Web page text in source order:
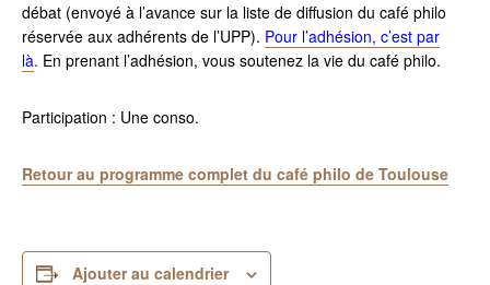
débat (envoyé à l’avance sur la liste de diffusion du café philo
réservée aux adhérents de l’UPP). Pour l’adhésion, c’est par
là. En prenant l’adhésion, vous soutenez la vie du café philo.
Participation : Une conso.
Retour au programme complet du café philo de Toulouse
Ajouter au calendrier